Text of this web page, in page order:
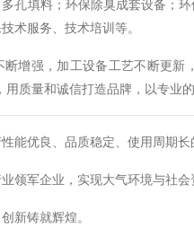
孔填料；环保除臭成套设备；
术服务、技术培训等。
断增强，加工设备工艺不断更
用质量和诚信打造品牌，以专业
能优良、品质稳定、使用周期长
领军企业，实现大气环境与社会
新铸就辉煌。